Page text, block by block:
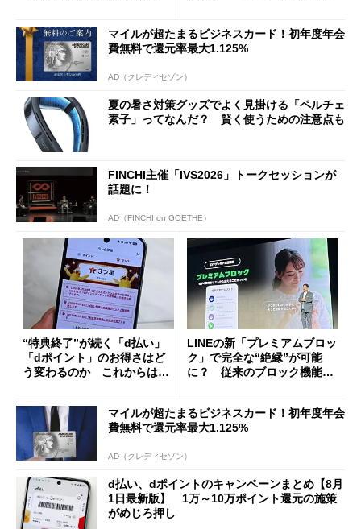
マイルが超たまるビジネスカード！初年度年会
費無料で還元率最大1.125%
AD（クレディセゾン）
夏の暑さ対策グッズでよく見掛ける「ペルチェ
素子」ってなんだ？ 賢く使うための注意点も
FINCHI主催「IVS2026」トークセッションが
話題に！
AD（FINCHI on GOETHE）
“特典終了”が続く「d払い」
「dポイント」のお得さはど
う変わるのか これからは
LINEの新「プレミアムブロッ
ク」で完全な“絶縁”が可能
に？ 従来のブロック機能と
マイルが超たまるビジネスカード！初年度年会
費無料で還元率最大1.125%
AD（クレディセゾン）
d払い、dポイントのキャンペーンまとめ【8月
1日最新版】 1万～10万ポイント還元の施策
がめじろ押し